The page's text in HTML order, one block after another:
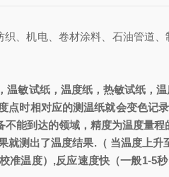
、机电、卷材涂料、石油管道
温敏试纸，温度纸， 热敏试纸 ，
时相对应的测温纸就会变色记
能到达的领域，精度为温度量程
就测出了温度结果. （ 当温度上
准温度）,反应速度快 （一般1-5秒